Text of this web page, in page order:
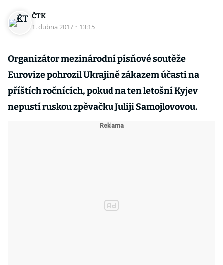
ČTK
1. dubna 2017 · 13:15
Organizátor mezinárodní písňové soutěže
Eurovize pohrozil Ukrajině zákazem účasti na
příštích ročnících, pokud na ten letošní Kyjev
nepustí ruskou zpěvačku Juliji Samojlovovou.